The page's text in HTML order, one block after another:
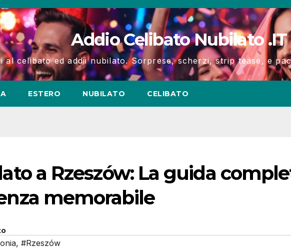
Addio Celibato Nubilato .IT
al celibato ed addii nubilato. Sorprese, scherzi, strip tease, e
ESTERO NUBILATO CELIBATO
a Rzeszów: La guida
memorabile
, #Rzeszów